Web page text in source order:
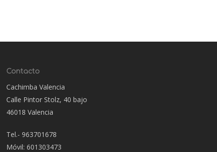
Contacto
Cachimba Valencia
Calle Pintor Stolz, 40 bajo
46018 Valencia
Tel.- 963701678
Móvil: 601303473